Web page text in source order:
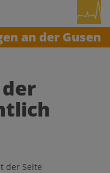
an der Gusen
der Seite